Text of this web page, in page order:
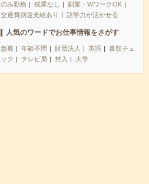
のみ勤務
残業なし
副業・WワークOK
交通費別途支給あり
語学力が活かせる
人気のワードでお仕事情報をさがす
急募 年齢不問 財団法人 英語
書類チェ
ック
テレビ局 封入 大学